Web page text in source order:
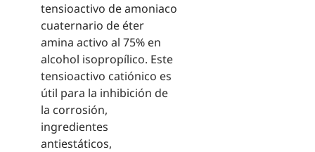
tensioactivo de amoniaco
cuaternario de éter
amina activo al 75% en
alcohol isopropílico. Este
tensioactivo catiónico es
útil para la inhibición de
la corrosión,
ingredientes
antiestáticos,